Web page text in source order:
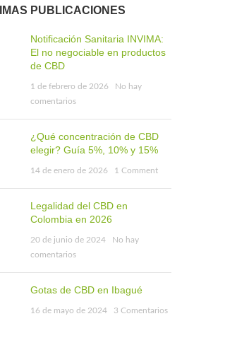
PUBLICACIONES
Notificación Sanitaria INVIMA:
El no negociable en productos
de CBD
1 de febrero de 2026
No hay
comentarios
¿Qué concentración de CBD
elegir? Guía 5%, 10% y 15%
14 de enero de 2026 1 Comment
Legalidad del CBD en
Colombia en 2026
20 de junio de 2024
No hay
comentarios
Gotas de CBD en Ibagué
16 de mayo de 2024 3 Comentarios